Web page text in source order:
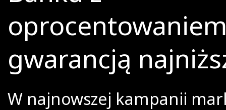
gwarancją
W najnowszej kampanii